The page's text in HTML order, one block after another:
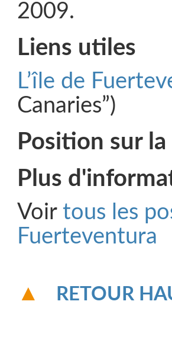
2009.
Liens utiles
L’île de
Canaries”)
Position sur
Plus
Voir tous les
Fuerteventura
RETOUR